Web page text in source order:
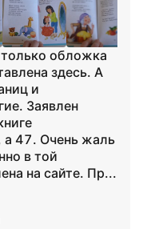
обложка
здесь. А
и
Заявлен
а 47. Очень жаль
в той
на сайте. Пр...